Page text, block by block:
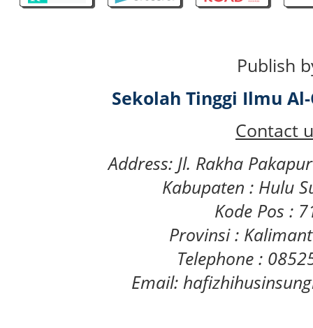
Publish
Sekolah Tinggi Ilmu
Contact
Address: Jl. Rakha
Kabupaten : Hulu
Kode Pos :
Provinsi :
Telephone :
Email: